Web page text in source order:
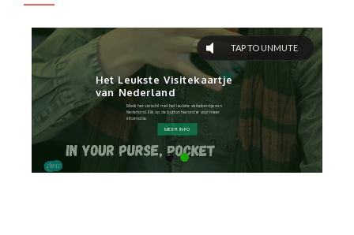
MEER INFO
Het Leukste Visitekaartje
van Nederland
Maak het verschil met het leukste visitekaartje van
Nederland. Klik op de button hieronder voor meer
informatie.
TAP TO UNMUTE